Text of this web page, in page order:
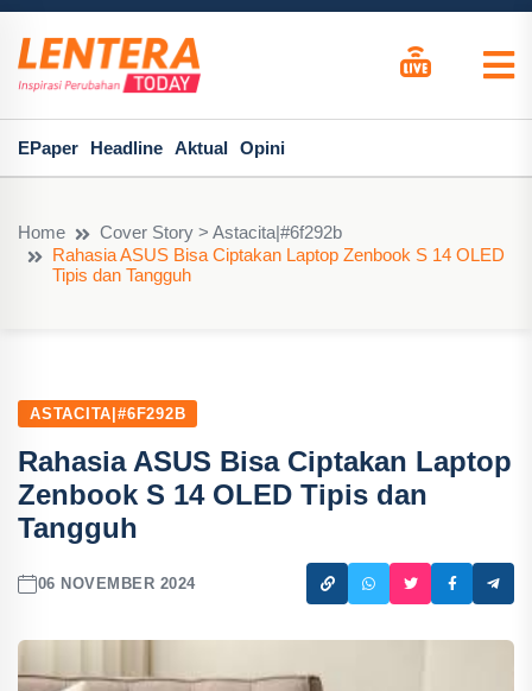
EPaper Headline Aktual Opini
Home
Cover Story > Astacita|#6f292b
Rahasia ASUS Bisa Ciptakan Laptop Zenbook S 14 OLED
Tipis dan Tangguh
ASTACITA|#6F292B
Rahasia ASUS Bisa Ciptakan Laptop
Zenbook S 14 OLED Tipis dan
Tangguh
06 NOVEMBER 2024